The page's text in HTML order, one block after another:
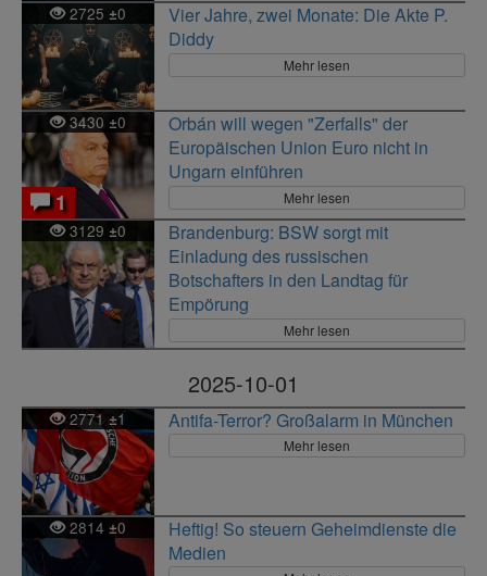
2725 ±0
Vier Jahre, zwei Monate: Die Akte P.
Diddy
Mehr lesen
3430 ±0
1
Orbán will wegen "Zerfalls" der
Europäischen Union Euro nicht in
Ungarn einführen
Mehr lesen
3129 ±0
Brandenburg: BSW sorgt mit
Einladung des russischen
Botschafters in den Landtag für
Empörung
Mehr lesen
2025-10-01
2771±1 Antifa-Terror? Großalarm in München
Mehr lesen
2814±0
Heftig! So steuern Geheimdienste die
Medien